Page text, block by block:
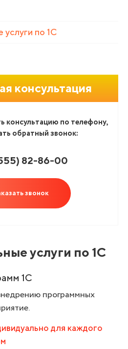
по 1С
консультация
консультацию по телефону,
обратный звонок:
) 82-86-00
звонок
услуги по 1С
1С
программных
для каждого